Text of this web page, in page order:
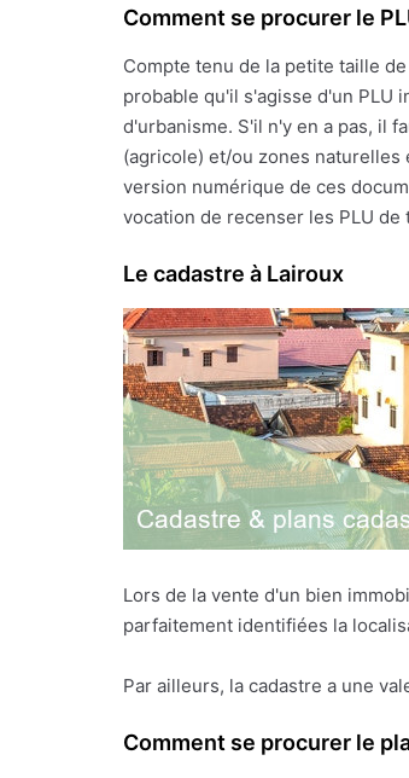
Comment se procurer le
Compte tenu de la petite taille
probable qu'il s'agisse d'un PLU
d'urbanisme. S'il n'y en a pas, il
(agricole) et/ou zones
version numérique de ces
vocation de recenser les PLU
Le cadastre à Lairoux
Lors de la vente d'un bien
parfaitement identifiées la
Par ailleurs, la cadastre a une
Comment se procurer le